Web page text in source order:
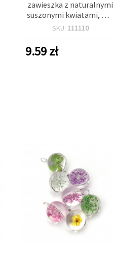
zawieszka z naturalnymi
suszonymi kwiatami, mix
kolorów, do wyrobu
34×28×9 mm, otwór 4
SKU: 111110
9.59zł